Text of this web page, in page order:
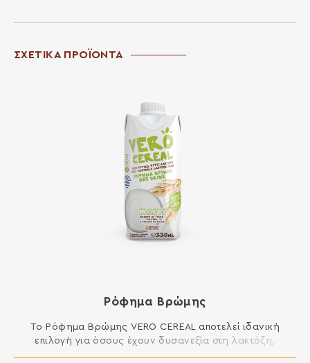
ΣΧΕΤΙΚΑ ΠΡΟΪΟΝΤΑ
Ρόφημα Βρώμης
Το Ρόφημα Βρώμης VERO CEREAL αποτελεί ιδανική
επιλογή για όσους έχουν δυσανεξία στη λακτόζη,